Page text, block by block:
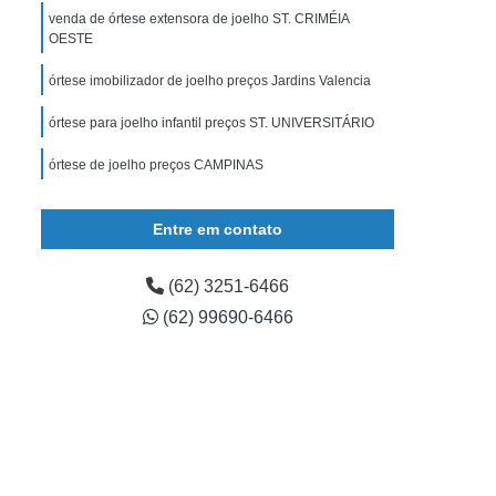
Muleta de Apoio
Muleta de Braço
Regulável
Joelho
órtese de Joelho Articulada
de Joelho
órtese Joelho
para Extensão de Joelho
venda de órtese extensora de joelho ST. CRIMÉIA
OESTE
órtese imobilizador de joelho preços Jardins Valencia
órtese para joelho infantil preços ST. UNIVERSITÁRIO
órtese de joelho preços CAMPINAS
Entre em contato
(62) 3251-6466
(62) 99690-6466